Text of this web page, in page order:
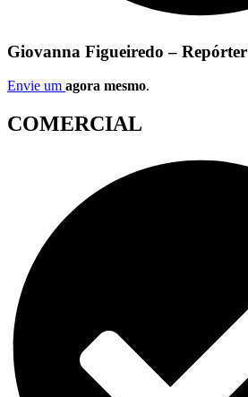
Giovanna Figueiredo – Repórter
Envie um agora mesmo.
COMERCIAL